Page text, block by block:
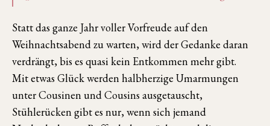
Statt das ganze Jahr voller Vorfreude auf den
Weihnachtsabend zu warten, wird der Gedanke daran
verdrängt, bis es quasi kein Entkommen mehr gibt.
Mit etwas Glück werden halbherzige Umarmungen
unter Cousinen und Cousins ausgetauscht,
Stühlerücken gibt es nur, wenn sich jemand